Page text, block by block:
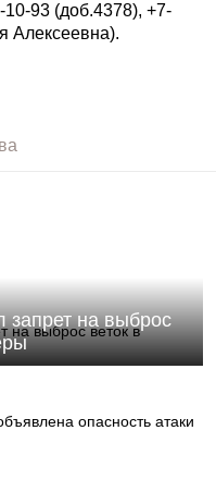
93 (доб.4378), +7-
Алексеевна).
запрет на выброс
опасность атаки